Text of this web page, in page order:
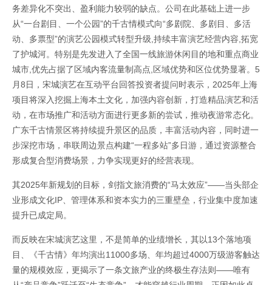
务差异化不突出、盈利能力较弱的缺点。公司在此基础上进一步
从“一台剧目、一个公园”的千古情模式向“多剧院、多剧目、多活
动、多票型”的演艺公园模式转型升级,持续丰富演艺经营内容,拓宽
了护城河。特别是先发进入了全国一线旅游休闲目的地和重点商业
城市,优先占据了区域内客流量制高点,区域优势和区位优势显著。5
月8日，宋城演艺在互动平台回答投资者提问时表示，2025年上海
项目将深入挖掘上海本土文化，加强内容创新，打造精品演艺和活
动，在市场推广和活动方面进行更多新的尝试，推动夜游常态化。
广东千古情景区将持续提升景区的品质，丰富活动内容，同时进一
步深挖市场，串联周边景点构建“一程多站”多日游，通过资源整合
形成复合型消费场景，力争实现更好的经营表现。
其2025年新规划的目标，剑指文旅消费的“马太效应”——当头部企
业形成文化IP、管理体系和资本实力的三重壁垒，行业集中度加速
提升已成定局。
而反映在宋城演艺这里，不是简单的业绩增长，其以13个落地项
目、《千古情》年均演出11000多场、年均超过4000万级游客触达
量的规模效应，更揭示了一条文旅产业的终极生存法则——唯有